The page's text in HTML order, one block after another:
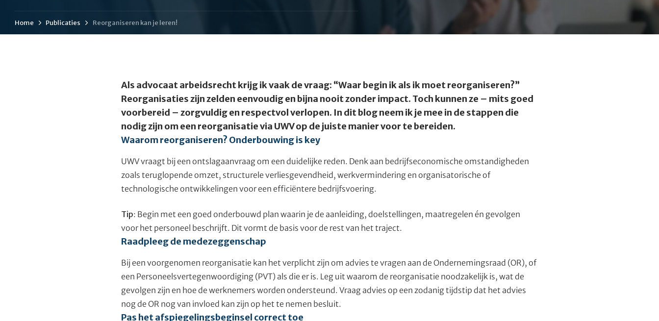
Home Publicaties Reorganiseren kan je leren!
Als advocaat arbeidsrecht krijg ik vaak de vraag: “Waar begin ik als ik moet reorganiseren?”
Reorganisaties zijn zelden eenvoudig en bijna nooit zonder impact. Toch kunnen ze – mits goed
voorbereid – zorgvuldig en respectvol verlopen. In dit blog neem ik je mee in de stappen die
nodig zijn om een reorganisatie via UWV op de juiste manier voor te bereiden.
Waarom reorganiseren? Onderbouwing is key
UWV vraagt bij een ontslagaanvraag om een duidelijke reden. Denk aan bedrijfseconomische omstandigheden
zoals teruglopende omzet, structurele verliesgevendheid, werkvermindering en organisatorische of
technologische ontwikkelingen voor een efficiëntere bedrijfsvoering.
Tip: Begin met een goed onderbouwd plan waarin je de aanleiding, doelstellingen, maatregelen én gevolgen
voor het personeel beschrijft. Dit vormt de basis voor de rest van het traject.
Raadpleeg de medezeggenschap
Bij een voorgenomen reorganisatie kan het verplicht zijn om advies te vragen aan de Ondernemingsraad (OR), of
een Personeelsvertegenwoordiging (PVT) als die er is. Leg uit waarom de reorganisatie noodzakelijk is, wat de
gevolgen zijn en hoe de werknemers worden ondersteund. Vraag advies op een zodanig tijdstip dat het advies
nog de OR nog van invloed kan zijn op het te nemen besluit.
Pas het afspiegelingsbeginsel correct toe